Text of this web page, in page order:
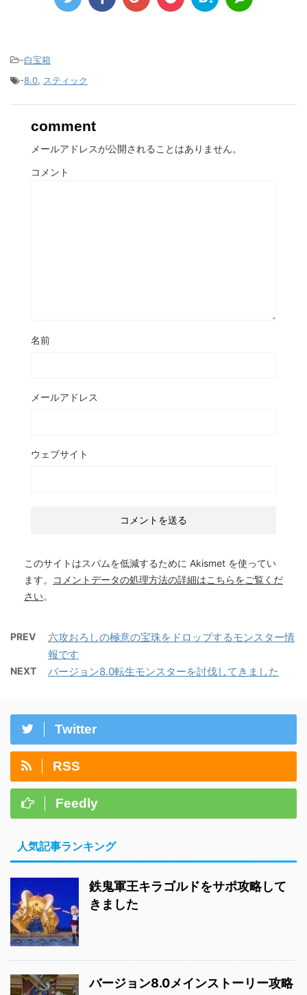
-白宝箱
-8.0, スティック
comment
メールアドレスが公開されることはありません。
コメント
名前
メールアドレス
ウェブサイト
このサイトはスパムを低減するために Akismet を使ってい
ます。
コメントデータの処理方法の詳細はこちらをご覧くだ
さい。
PREV
六攻おろしの極意の宝珠をドロップするモンスター情
報です
NEXT バージョン8.0転生モンスターを討伐してきました
Twitter
RSS
Feedly
人気記事ランキング
鉄鬼軍王キラゴルドをサポ攻略して
きました
バージョン8.0メインストーリー攻略